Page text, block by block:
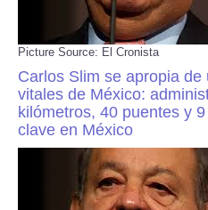
Picture Source: El Cronista
Carlos Slim se apropia
vitales de México:
kilómetros, 40 puentes y
clave en México